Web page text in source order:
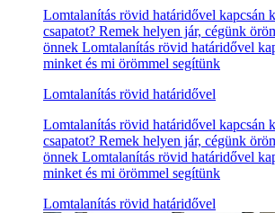
Lomtalanítás rövid határidővel kapcsán
csapatot? Remek helyen jár, cégünk
önnek Lomtalanítás rövid határidővel
minket és mi örömmel segítünk
Lomtalanítás rövid határidővel
Lomtalanítás rövid határidővel kapcsán
csapatot? Remek helyen jár, cégünk
önnek Lomtalanítás rövid határidővel
minket és mi örömmel segítünk
Lomtalanítás rövid határidővel